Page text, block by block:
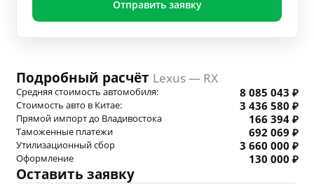
Отправить заявку
Подробный расчёт Lexus — RX
Средняя стоимость автомобиля: 8 085 043 ₽
Стоимость авто в Китае: 3 436 580 ₽
Прямой импорт до Владивостока 166 394 ₽
Таможенные платежи 692 069 ₽
Утилизационный сбор 3 660 000 ₽
Оформление 130 000 ₽
Оставить заявку